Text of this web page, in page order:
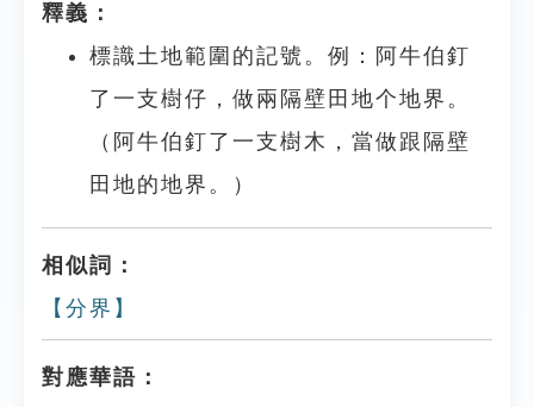
釋義：
標識土地範圍的記號。例：阿牛伯釘
了一支樹仔，做兩隔壁田地个地界。
（阿牛伯釘了一支樹木，當做跟隔壁
田地的地界。）
相似詞：
【分界】
對應華語：